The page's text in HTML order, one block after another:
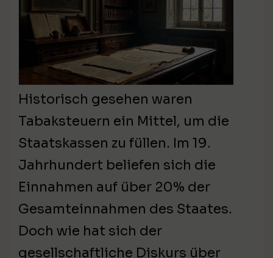
Historisch gesehen waren
Tabaksteuern ein Mittel, um die
Staatskassen zu füllen. Im 19.
Jahrhundert beliefen sich die
Einnahmen auf über 20% der
Gesamteinnahmen des Staates.
Doch wie hat sich der
gesellschaftliche Diskurs über